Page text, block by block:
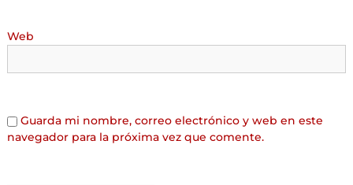
Web
Guarda mi nombre, correo electrónico y web en este
navegador para la próxima vez que comente.